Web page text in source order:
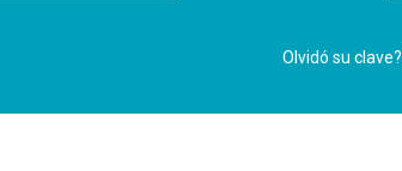
Olvidó su clave?